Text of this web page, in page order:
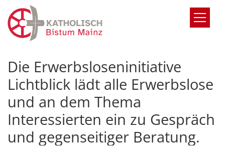
Zum Inhalt springen
Die Erwerbsloseninitiative
Lichtblick lädt alle Erwerbslose
und an dem Thema
Interessierten ein zu Gespräch
und gegenseitiger Beratung.